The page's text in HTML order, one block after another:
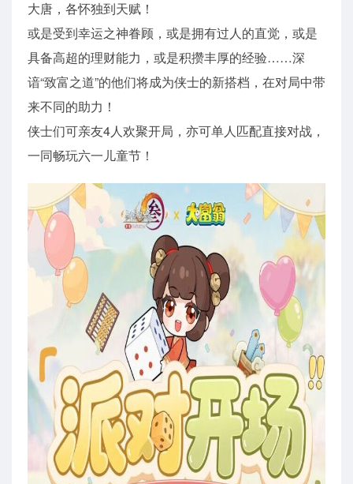
大唐，各怀独到天赋！
或是受到幸运之神眷顾，或是拥有过人的直觉，或是
具备高超的理财能力，或是积攒丰厚的经验……深
谙“致富之道”的他们将成为侠士的新搭档，在对局中带
来不同的助力！
侠士们可亲友4人欢聚开局，亦可单人匹配直接对战，
一同畅玩六一儿童节！